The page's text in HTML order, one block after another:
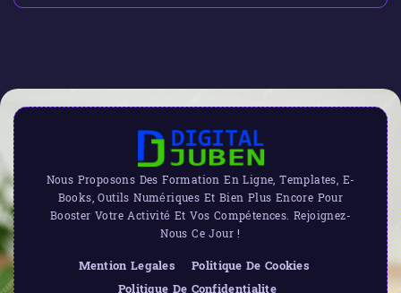
Nous Proposons Des Formation En Ligne, Templates, E-
Books, Outils Numériques Et Bien Plus Encore Pour
Booster Votre Activité Et Vos Compétences. Rejoignez-
Nous Ce Jour !
Mention Legales
Politique De Cookies